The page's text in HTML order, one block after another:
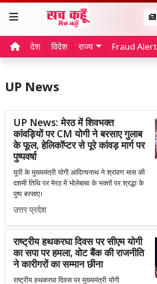
देश विदेश राज्य Fraud Alert
UP News
UP News: मेरठ में शिवभक्त
कांवड़ियों पर CM योगी ने बरसाए गुलाब
के फूल, हेलिकॉप्टर से पूरे कांवड़ मार्ग पर
पुष्पवर्षा
यूपी के मुख्यमंत्री योगी आदित्यनाथ ने श्रावण मास की
दशमी तिथि पर मेरठ में भोलेबाबा के भक्तों पर श्रद्धा के
पुष्प बरसाए।
उत्तर प्रदेश
राष्ट्रीय हथकरघा दिवस पर सीएम योगी
का सपा पर हमला, वोट बैंक की राजनीति
ने कारीगरों का सम्मान छीना
राष्ट्रीय हथकरघा दिवस पर मुख्यमंत्री योगी